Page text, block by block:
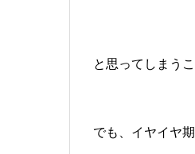
と思ってしまう
でも、イヤイヤ